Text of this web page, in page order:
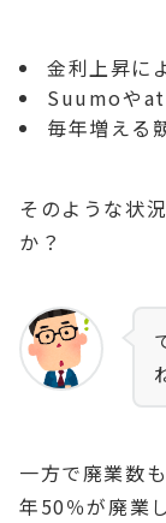
金利上昇に
Suumoや
毎年増える
そのような状
か？
一方で廃業数
年50％が廃業